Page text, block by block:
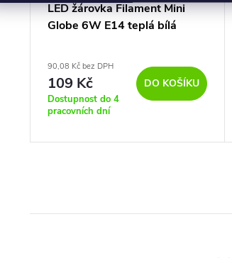
LED žárovka Filament Mini
Globe 6W E14 teplá bílá
90,08 Kč bez DPH
109 Kč
Dostupnost do 4
pracovních dní
DO KOŠÍKU